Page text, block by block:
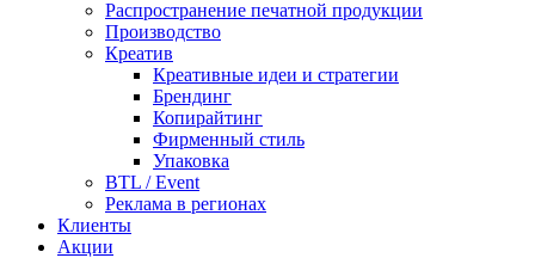
Распространение печатной продукции
Производство
Креатив
Креативные идеи и стратегии
Брендинг
Копирайтинг
Фирменный стиль
Упаковка
BTL / Event
Реклама в регионах
Клиенты
Акции